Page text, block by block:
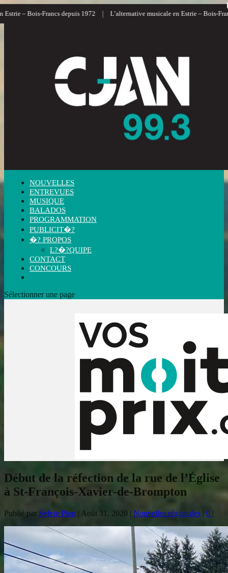
Francs depuis 1972 | L’alternative musicale en Estrie – Bois-Francs |
NOUVELLES
ENTREVUES
MUSIQUE
BALADOS
PROGRAMMATION
PUBLICIT�?
�? PROPOS
L?�?QUIPE
CONTACT
CONCOURS
Sélectionner une page
Début de la réfection de la rue de l’Église
à St-François-Xavier-de-Brompton
Publié par Sylvie Pion | Août 31, 2020 | Nouvelles régionales | 0 |